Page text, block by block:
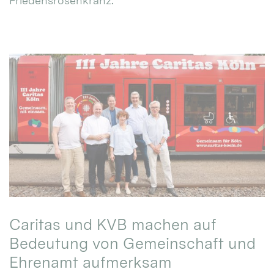
Caritas und KVB machen auf
Bedeutung von Gemeinschaft und
Ehrenamt aufmerksam